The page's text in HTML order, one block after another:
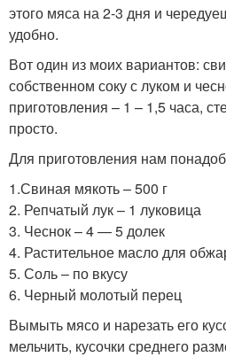
этого мяса на 2-3 дня и
удобно.
Вот один из моих вариантов:
собственном соку с луком и
приготовления – 1 – 1,5 часа,
просто.
Для приготовления нам
1.Свиная мякоть – 500 г
2. Репчатый лук – 1 луковица
3. Чеснок – 4 — 5 долек
4. Растительное масло для
5. Соль – по вкусу
6. Черный молотый перец
Вымыть мясо и нарезать его
мельчить, кусочки среднего